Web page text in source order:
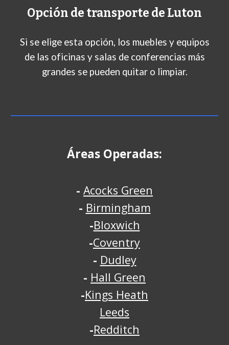
Opción de transporte de Luton
Si se elige esta opción, los muebles y equipos
de las oficinas y salas de conferencias más
grandes se pueden quitar o limpiar.
Áreas Operadas:
- Acocks Green
- Birmingham
-Bloxwich
-Coventry
- Dudley
- Hall Green
-Kings Heath
Leeds
-Redditch